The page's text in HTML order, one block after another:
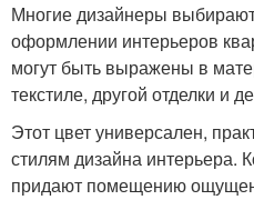
Многие дизайнеры
оформлении интерьеров
могут быть выражены в
текстиле, другой отделки и
Этот цвет универсален,
стилям дизайна интерьера.
придают помещению